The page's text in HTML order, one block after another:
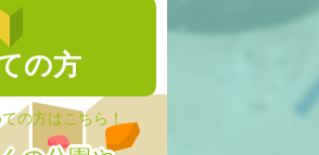
の方
の方はこちら！